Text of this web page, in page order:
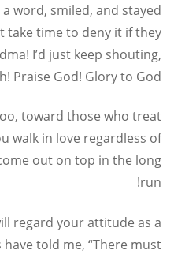
word, smiled, and stayed
take time to deny it if they
I’d just keep shouting,
Praise God! Glory to God!”
toward those who treat
walk in love regardless of
out on top in the long
run!
regard your attitude as a
told me, “There must